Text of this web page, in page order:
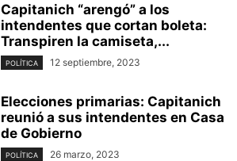
Capitanich “arengó” a los
intendentes que cortan boleta:
Transpiren la camiseta,...
POLÍTICA 12 septiembre, 2023
Elecciones primarias: Capitanich
reunió a sus intendentes en Casa
de Gobierno
POLÍTICA 26 marzo, 2023